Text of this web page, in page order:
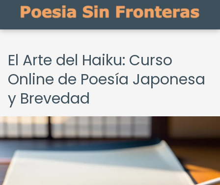
El Arte del Haiku: Curso
Online de Poesía Japonesa
y Brevedad